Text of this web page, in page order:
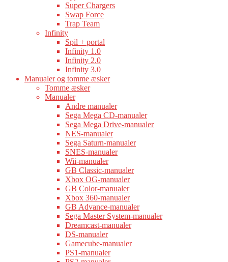
Super Chargers
Swap Force
Trap Team
Infinity
Spil + portal
Infinity 1.0
Infinity 2.0
Infinity 3.0
Manualer og tomme æsker
Tomme æsker
Manualer
Andre manualer
Sega Mega CD-manualer
Sega Mega Drive-manualer
NES-manualer
Sega Saturn-manualer
SNES-manualer
Wii-manualer
GB Classic-manualer
Xbox OG-manualer
GB Color-manualer
Xbox 360-manualer
GB Advance-manualer
Sega Master System-manualer
Dreamcast-manualer
DS-manualer
Gamecube-manualer
PS1-manualer